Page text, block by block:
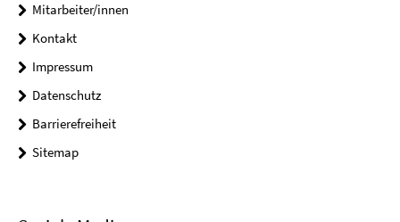
Mitarbeiter/innen
Kontakt
Impressum
Datenschutz
Barrierefreiheit
Sitemap